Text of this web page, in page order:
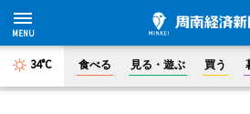
34°C 食べる 見る・遊ぶ 買う